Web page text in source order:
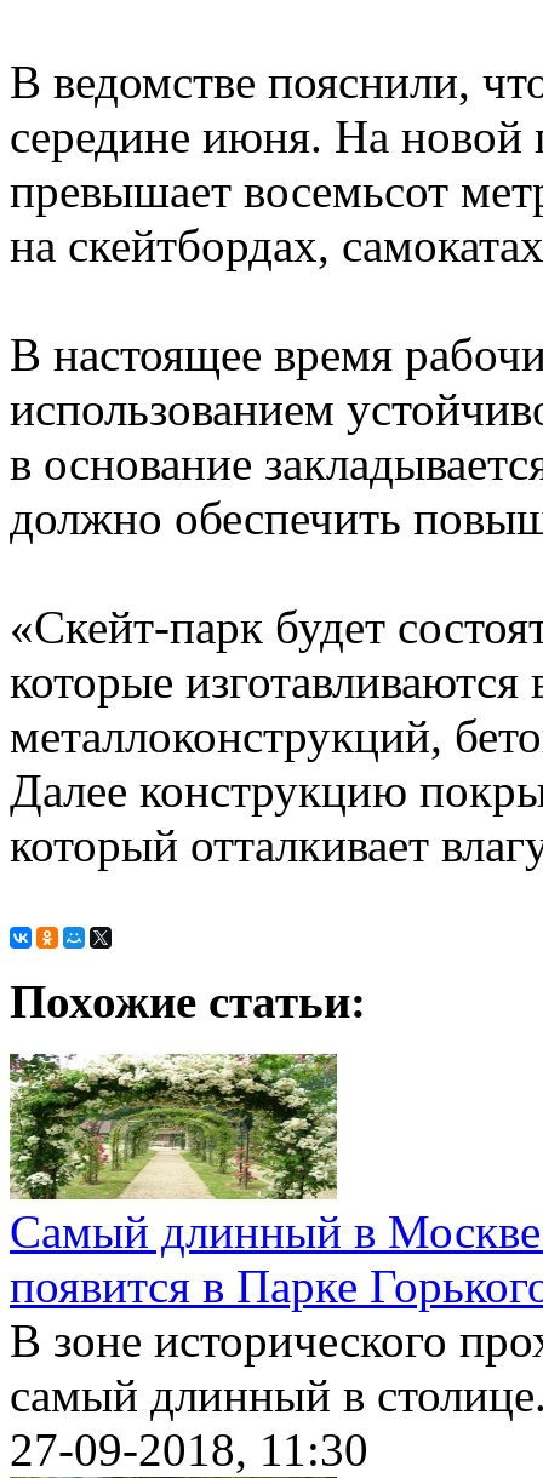
В ведомстве пояснили,
середине июня. На
превышает восемьсот
на скейтбордах,
В настоящее время
использованием
в основание
должно обеспечить
«Скейт-парк будет
которые
металлоконструкций,
Далее конструкцию
который отталкивает
Похожие статьи:
Самый длинный в Москве
появится в Парке
В зоне исторического
самый длинный в
27-09-2018, 11:30